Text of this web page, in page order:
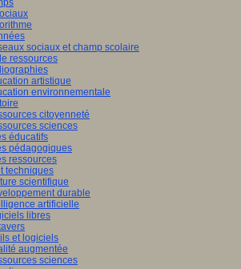
sociaux et champ scolaire
ressources
artistique
environnementale
citoyenneté
sciences
éducatifs
pédagogiques
ressources
techniques
scientifique
durable
artificielle
libres
et logiciels
augmentée
sciences